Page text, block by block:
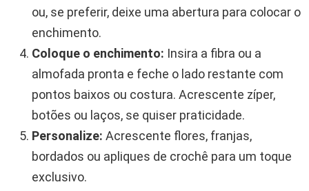
ou, se preferir, deixe uma abertura para colocar o
enchimento.
Coloque o enchimento: Insira a fibra ou a
almofada pronta e feche o lado restante com
pontos baixos ou costura. Acrescente zíper,
botões ou laços, se quiser praticidade.
Personalize: Acrescente flores, franjas,
bordados ou apliques de crochê para um toque
exclusivo.